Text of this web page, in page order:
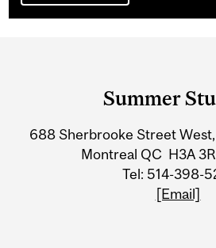
Information
Summer
688 Sherbrooke Street
Montreal QC H3A
Tel: 514-398-
[Email]